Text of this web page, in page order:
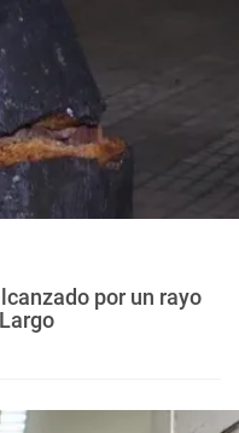
por un rayo